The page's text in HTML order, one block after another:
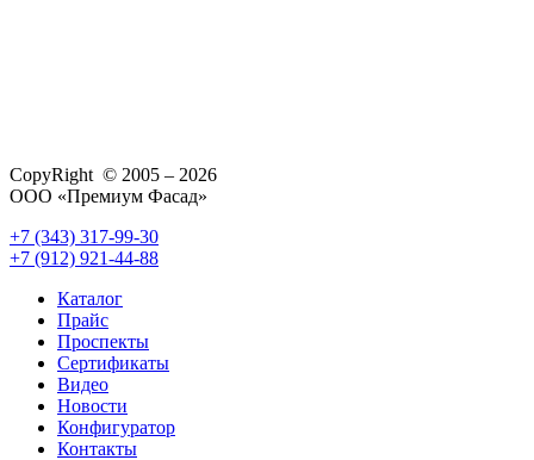
CopyRight © 2005 – 2026
ООО «Премиум Фасад»
+7 (343) 317-99-30
+7 (912) 921-44-88
Каталог
Прайс
Проспекты
Сертификаты
Видео
Новости
Конфигуратор
Контакты